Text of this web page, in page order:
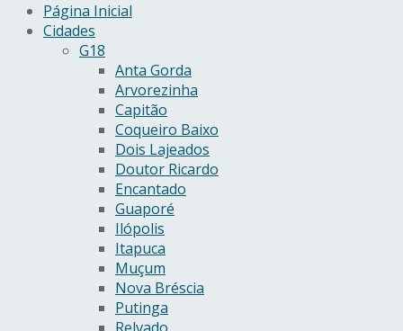
Página Inicial
Cidades
G18
Anta Gorda
Arvorezinha
Capitão
Coqueiro Baixo
Dois Lajeados
Doutor Ricardo
Encantado
Guaporé
Ilópolis
Itapuca
Muçum
Nova Bréscia
Putinga